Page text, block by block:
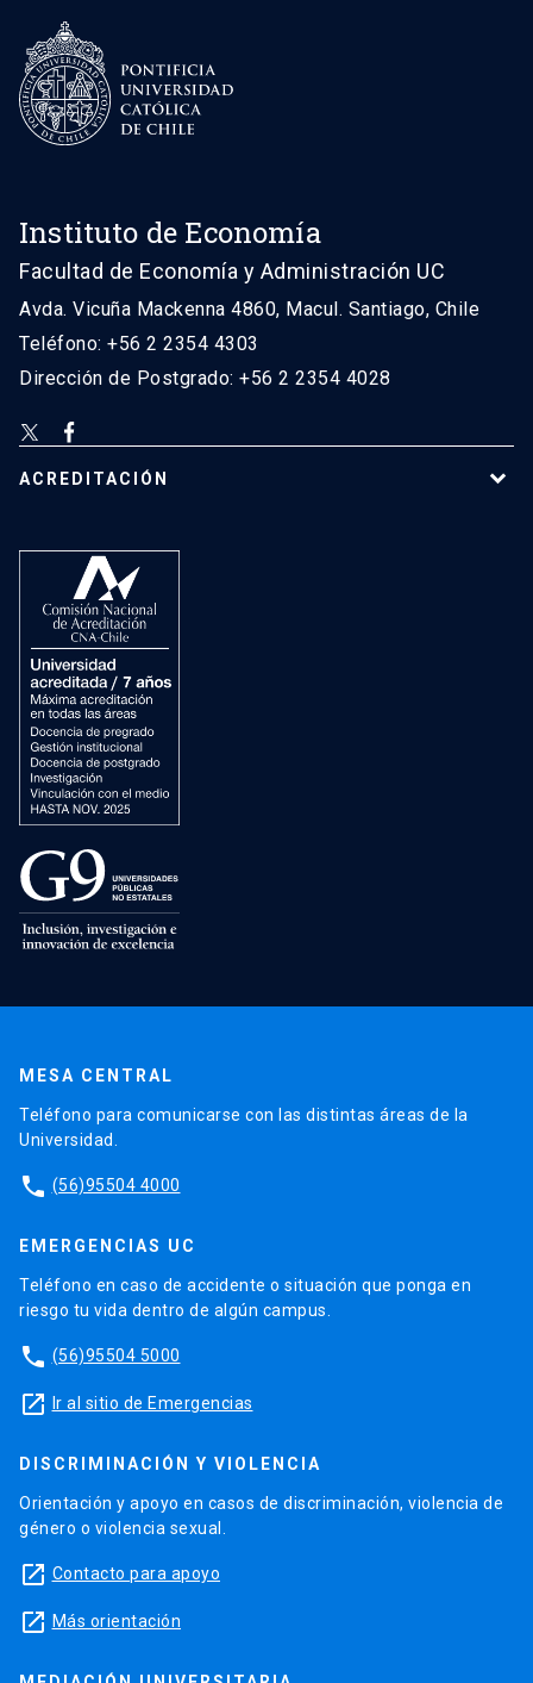
Instituto de Economía
Facultad de Economía y Administración UC
Avda. Vicuña Mackenna 4860, Macul. Santiago, Chile
Teléfono: +56 2 2354 4303
Dirección de Postgrado: +56 2 2354 4028
ACREDITACIÓN
MESA CENTRAL
Teléfono para comunicarse con las distintas áreas de la
Universidad.
phone (56)95504 4000
EMERGENCIAS UC
Teléfono en caso de accidente o situación que ponga en
riesgo tu vida dentro de algún campus.
phone (56)95504 5000
launch Ir al sitio de Emergencias
DISCRIMINACIÓN Y VIOLENCIA
Orientación y apoyo en casos de discriminación, violencia de
género o violencia sexual.
launch Contacto para apoyo
launch Más orientación